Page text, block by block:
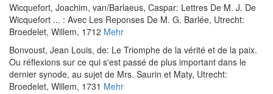
Wicquefort, Joachim, van/Barlaeus, Caspar: Lettres De M. J. De
Wicquefort ... : Avec Les Reponses De M. G. Barlée, Utrecht:
Broedelet, Willem, 1712 Mehr
Bonvoust, Jean Louis, de: Le Triomphe de la vérité et de la paix.
Ou réflexions sur ce qui s'est passé de plus important dans le
dernier synode, au sujet de Mrs. Saurin et Maty, Utrecht:
Broedelet, Willem, 1731 Mehr